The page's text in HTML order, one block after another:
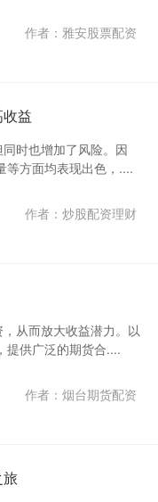
作者：雅安股票配资
益
时也增加了风险。因
等方面均表现出色，....
作者：炒股配资理财
从而放大收益潜力。以
提供广泛的期货合....
作者：烟台期货配资